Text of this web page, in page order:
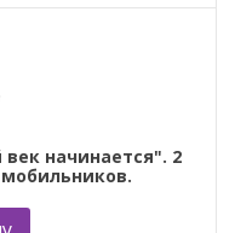
начинается". 2